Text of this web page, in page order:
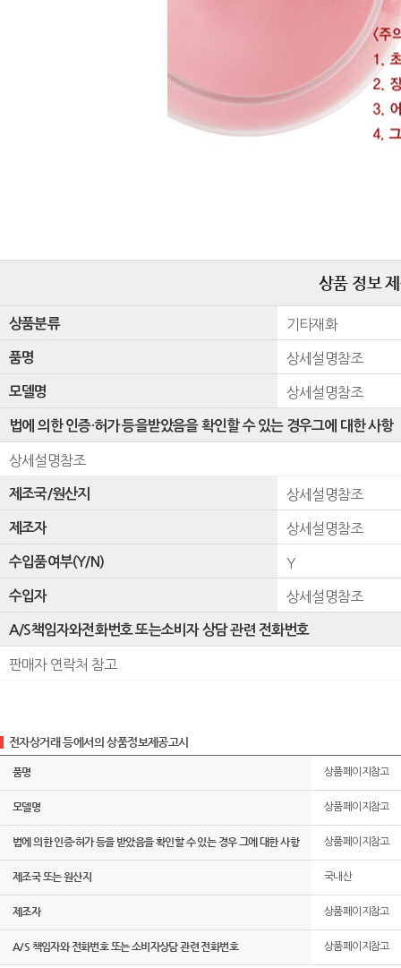
상품 정보
상품분류 기타재화
품명 상세설명참조
모델명 상세설명참조
법에 의한 인증·허가 등을받았음을 확인할 수 있는 경우그에 대한 사항
상세설명참조
제조국/원산지 상세설명참조
제조자 상세설명참조
수입품여부(Y/N) Y
수입자 상세설명참조
A/S책임자와전화번호 또는소비자 상담 관련 전화번호
판매자 연락처 참고
전자상거래 등에서의 상품정보제공고시
품명 상품페이지참고
모델명 상품페이지참고
법에 의한 인증·허가 등을 받았음을 확인할 수 있는 경우 그에 대한 사항 상품페이지참고
제조국 또는 원산지 국내산
제조자 상품페이지참고
A/S 책임자와 전화번호 또는 소비자상담 관련 전화번호 상품페이지참고